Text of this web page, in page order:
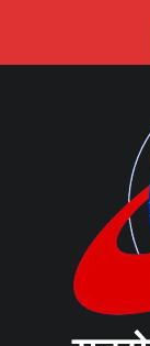
content